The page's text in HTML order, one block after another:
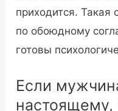
приходится. Такая
по обоюдному
готовы
Если
настоящему,